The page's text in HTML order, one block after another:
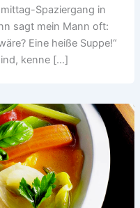
Spaziergang in
sagt mein Mann oft:
Eine heiße Suppe!“
kenne […]